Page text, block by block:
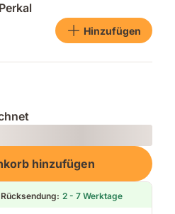
Hinzufügen
hinzufügen
: 2 - 7 Werktage